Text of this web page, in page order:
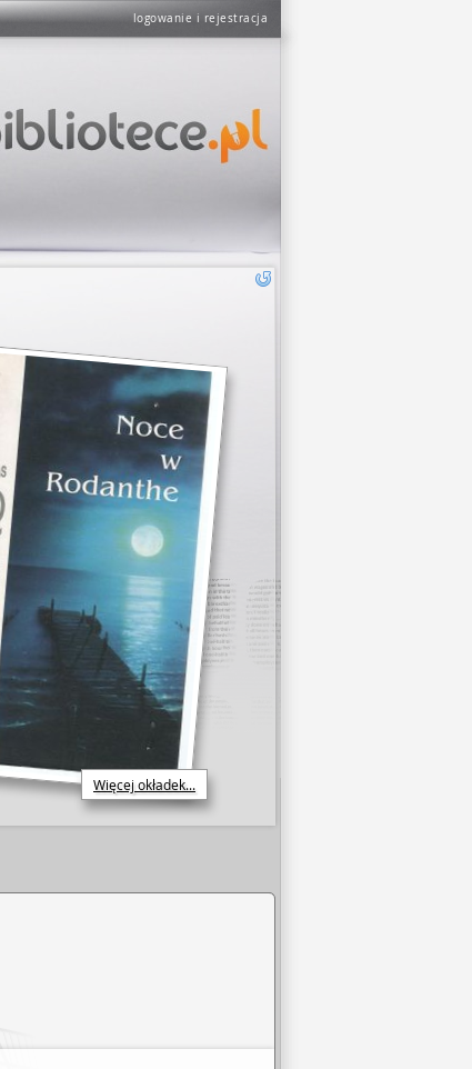
logowanie i rejestracja
Więcej okładek...